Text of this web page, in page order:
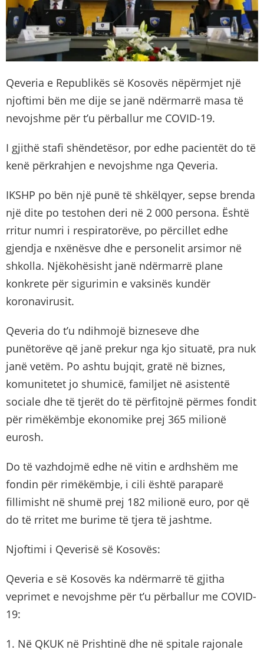
Qeveria e Republikës së Kosovës nëpërmjet një
njoftimi bën me dije se janë ndërmarrë masa të
nevojshme për t’u përballur me COVID-19.
I gjithë stafi shëndetësor, por edhe pacientët do të
kenë përkrahjen e nevojshme nga Qeveria.
IKSHP po bën një punë të shkëlqyer, sepse brenda
një dite po testohen deri në 2 000 persona. Është
rritur numri i respiratorëve, po përcillet edhe
gjendja e nxënësve dhe e personelit arsimor në
shkolla. Njëkohësisht janë ndërmarrë plane
konkrete për sigurimin e vaksinës kundër
koronavirusit.
Qeveria do t’u ndihmojë bizneseve dhe
punëtorëve që janë prekur nga kjo situatë, pra nuk
janë vetëm. Po ashtu bujqit, gratë në biznes,
komunitetet jo shumicë, familjet në asistentë
sociale dhe të tjerët do të përfitojnë përmes fondit
për rimëkëmbje ekonomike prej 365 milionë
eurosh.
Do të vazhdojmë edhe në vitin e ardhshëm me
fondin për rimëkëmbje, i cili është paraparë
fillimisht në shumë prej 182 milionë euro, por që
do të rritet me burime të tjera të jashtme.
Njoftimi i Qeverisë së Kosovës:
Qeveria e së Kosovës ka ndërmarrë të gjitha
veprimet e nevojshme për t’u përballur me COVID-
19:
1. Në QKUK në Prishtinë dhe në spitale rajonale